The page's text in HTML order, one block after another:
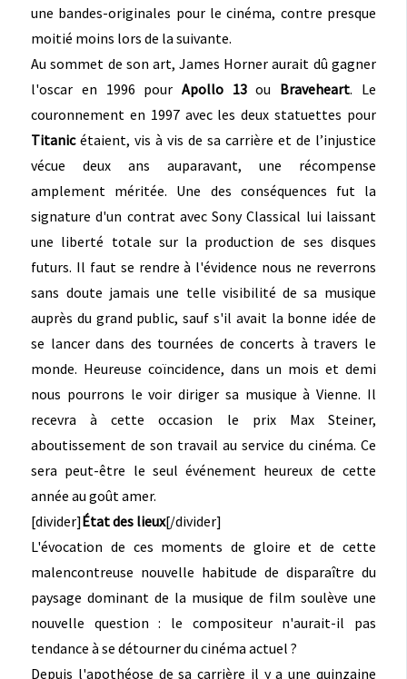
une bandes-originales pour le cinéma, contre presque
moitié moins lors de la suivante.
Au sommet de son art, James Horner aurait dû gagner
l'oscar en 1996 pour Apollo 13ou Braveheart. Le
couronnement en 1997 avec les deux statuettes pour
Titanicétaient, vis à vis de sa carrière et de l’injustice
vécue deux ans auparavant, une récompense
amplement méritée. Une des conséquences fut la
signature d'un contrat avec Sony Classical lui laissant
une liberté totale sur la production de ses disques
futurs. Il faut se rendre à l'évidence nous ne reverrons
sans doute jamais une telle visibilité de sa musique
auprès du grand public, sauf s'il avait la bonne idée de
se lancer dans des tournées de concerts à travers le
monde. Heureuse coïncidence, dans un mois et demi
nous pourrons le voir diriger sa musique à Vienne. Il
recevra à cette occasion le prix Max Steiner,
aboutissement de son travail au service du cinéma. Ce
sera peut-être le seul événement heureux de cette
année au goût amer.
[divider]État des lieux[/divider]
L'évocation de ces moments de gloire et de cette
malencontreuse nouvelle habitude de disparaître du
paysage dominant de la musique de film soulève une
nouvelle question : le compositeur n'aurait-il pas
tendance à se détourner du cinéma actuel ?
Depuis l'apothéose de sa carrière il y a une quinzaine